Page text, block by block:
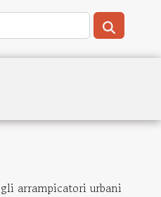
arrampicatori urbani